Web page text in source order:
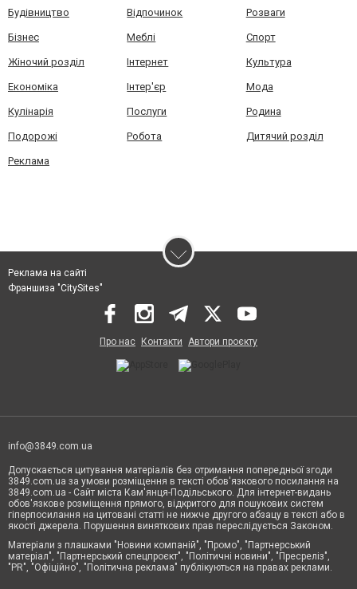
Будівництво Відпочинок Розваги
Бізнес Меблі Спорт
Жіночий розділ Інтернет Культура
Економіка Інтер'єр Мода
Кулінарія Послуги Родина
Подорожі Робота Дитячий розділ
Реклама
Реклама на сайті
Франшиза "CitySites"
Про нас Контакти Автори проєкту
info@3849.com.ua
Допускається цитування матеріалів без отримання попередньої згоди
3849.com.ua за умови розміщення в тексті обов'язкового посилання на
3849.com.ua - Сайт міста Кам'янця-Подільського. Для інтернет-видань
обов'язкове розміщення прямого, відкритого для пошукових систем
гіперпосилання на цитовані статті не нижче другого абзацу в тексті або в
якості джерела. Порушення виняткових прав переслідується Законом.
Матеріали з плашками "Новини компаній", "Промо", "Партнерський
матеріал", "Партнерський спецпроєкт", "Політичні новини", "Пресреліз",
"PR", "Офіційно", "Політична реклама" публікуються на правах реклами.